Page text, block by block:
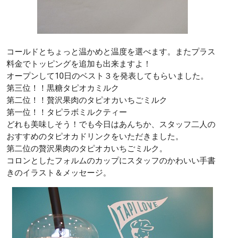
コールドとちょっと温かめと温度を選べます。またプラス
料金でトッピングを追加も出来ますよ！
オープンして10日のベスト３を発表してもらいました。
第三位！！黒糖タピオカミルク
第二位！！贅沢果肉のタピオカいちごミルク
第一位！！タピラボミルクティー
どれも美味しそう！でも今日はあんちか、スタッフ二人の
おすすめのタピオカドリンクをいただきました。
第二位の贅沢果肉のタピオカいちごミルク。
コロンとしたフォルムのカップにスタッフのかわいい手書
きのイラスト＆メッセージ。